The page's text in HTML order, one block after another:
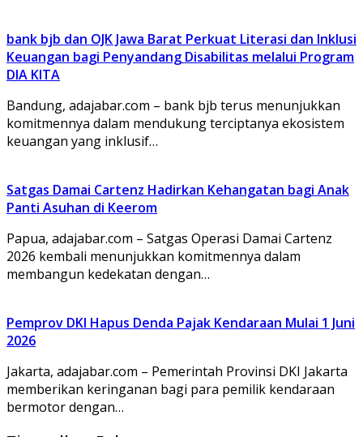
bank bjb dan OJK Jawa Barat Perkuat Literasi dan Inklusi
Keuangan bagi Penyandang Disabilitas melalui Program
DIA KITA
Bandung, adajabar.com – bank bjb terus menunjukkan
komitmennya dalam mendukung terciptanya ekosistem
keuangan yang inklusif…
Satgas Damai Cartenz Hadirkan Kehangatan bagi Anak
Panti Asuhan di Keerom
Papua, adajabar.com – Satgas Operasi Damai Cartenz
2026 kembali menunjukkan komitmennya dalam
membangun kedekatan dengan…
Pemprov DKI Hapus Denda Pajak Kendaraan Mulai 1 Juni
2026
Jakarta, adajabar.com – Pemerintah Provinsi DKI Jakarta
memberikan keringanan bagi para pemilik kendaraan
bermotor dengan…